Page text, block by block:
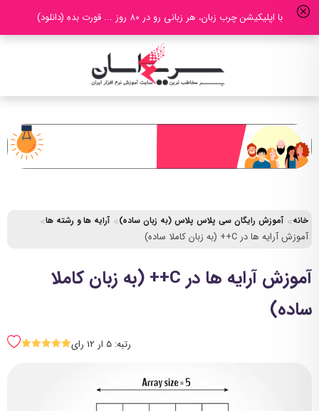
با اپلیکیشن چرب زبان، هر زبانی رو در 80 روز ... قورت بده (دانلود)
خانه آموزش رایگان سی پلاس پلاس (به زبان ساده) آرایه ها و رشته ها
آموزش آرایه ها در C++ (به زبان کاملا ساده)
آموزش آرایه ها در C++ (به زبان کاملا
ساده)
رتبه: 5 ار 12 رای SSSSS